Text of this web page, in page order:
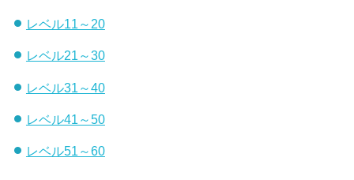
レベル11～20
レベル21～30
レベル31～40
レベル41～50
レベル51～60